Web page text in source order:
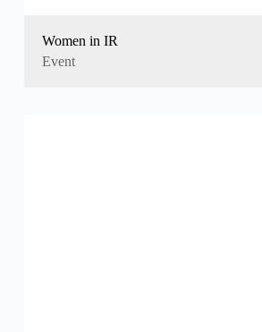
Women in IR
Event